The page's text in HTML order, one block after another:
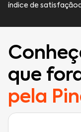
índice de satisfação
que
pela